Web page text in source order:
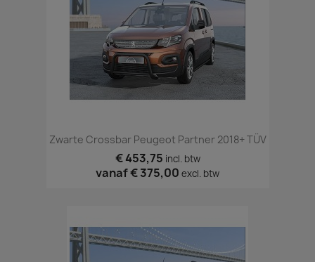
Zwarte Crossbar Peugeot Partner 2018+ TÜV
€ 453,75 incl. btw
vanaf€ 375,00 excl. btw